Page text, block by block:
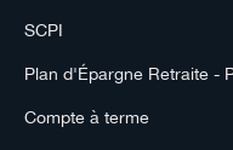
SCPI
Plan d'Épargne Retraite -
Compte à terme